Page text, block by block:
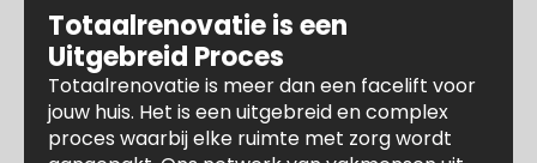
Totaalrenovatie is een
Uitgebreid Proces
Totaalrenovatie is meer dan een facelift voor
jouw huis. Het is een uitgebreid en complex
proces waarbij elke ruimte met zorg wordt